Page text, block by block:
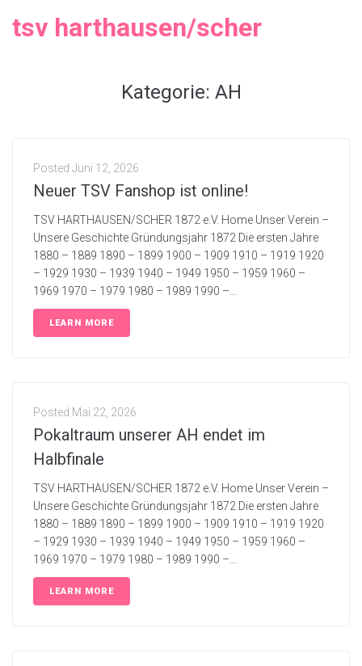
tsv harthausen/scher
Kategorie: AH
Posted Juni 12, 2026
Neuer TSV Fanshop ist online!
TSV HARTHAUSEN/SCHER 1872 e.V. Home Unser Verein –
Unsere Geschichte Gründungsjahr 1872 Die ersten Jahre
1880 – 1889 1890 – 1899 1900 – 1909 1910 – 1919 1920
– 1929 1930 – 1939 1940 – 1949 1950 – 1959 1960 –
1969 1970 – 1979 1980 – 1989 1990 –...
LEARN MORE
Posted Mai 22, 2026
Pokaltraum unserer AH endet im
Halbfinale
TSV HARTHAUSEN/SCHER 1872 e.V. Home Unser Verein –
Unsere Geschichte Gründungsjahr 1872 Die ersten Jahre
1880 – 1889 1890 – 1899 1900 – 1909 1910 – 1919 1920
– 1929 1930 – 1939 1940 – 1949 1950 – 1959 1960 –
1969 1970 – 1979 1980 – 1989 1990 –...
LEARN MORE